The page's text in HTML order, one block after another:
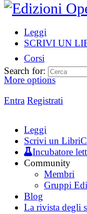
Leggi
SCRIVI UN
Corsi
More options
Entra Registrati
Search for:
Leggi
Scrivi un
Incubatore
Community
Membri
Gruppi
Blog
La rivista degli